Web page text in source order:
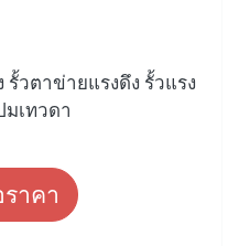
รั้วตาข่ายแรงดึง รั้วแรง
เทวดา
าคา